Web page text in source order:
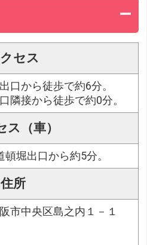
セス
口から徒歩で約6分。
隣接から徒歩で約0分。
ス（車）
堀出口から約5分。
住所
市中央区島之内１－１